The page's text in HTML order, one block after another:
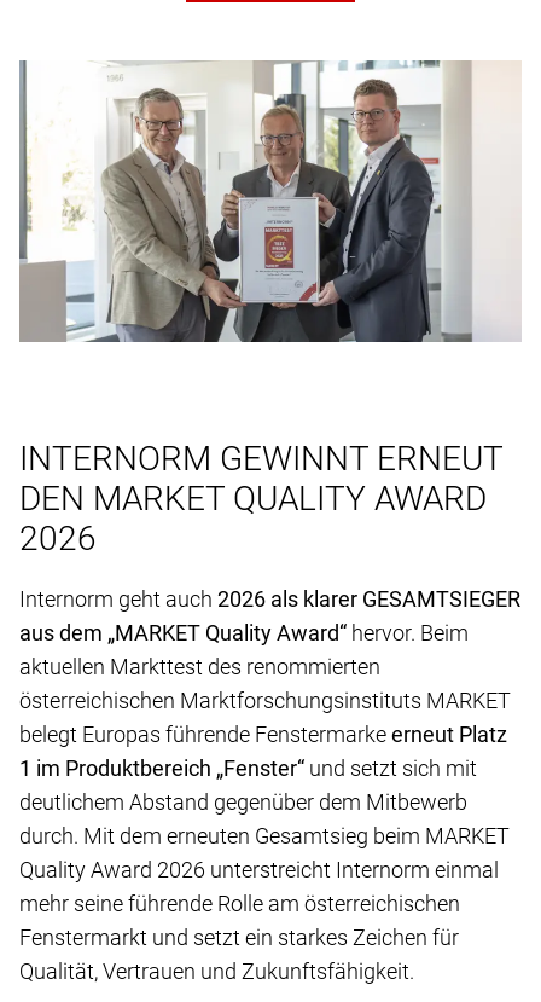
INTERNORM GEWINNT ERNEUT
DEN MARKET QUALITY AWARD
2026
Internorm geht auch 2026 als klarer GESAMTSIEGER
aus dem „MARKET Quality Award“ hervor. Beim
aktuellen Markttest des renommierten
österreichischen Marktforschungsinstituts MARKET
belegt Europas führende Fenstermarkeerneut Platz
1 im Produktbereich „Fenster“ und setzt sich mit
deutlichem Abstand gegenüber dem Mitbewerb
durch. Mit dem erneuten Gesamtsieg beim MARKET
Quality Award 2026 unterstreicht Internorm einmal
mehr seine führende Rolle am österreichischen
Fenstermarkt und setzt ein starkes Zeichen für
Qualität, Vertrauen und Zukunftsfähigkeit.